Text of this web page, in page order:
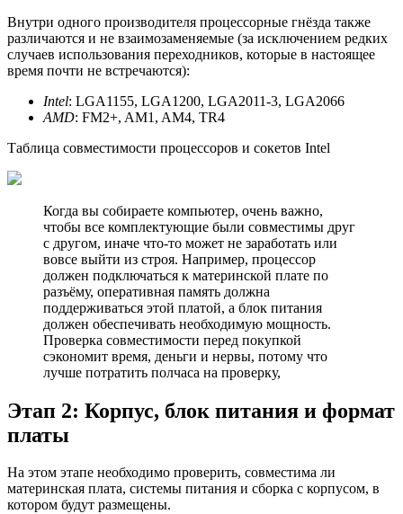
Внутри одного производителя процессорные гнёзда также
различаются и не взаимозаменяемые (за исключением редких
случаев использования переходников, которые в настоящее
время почти не встречаются):
Intel: LGA1155, LGA1200, LGA2011-3, LGA2066
AMD: FM2+, AM1, AM4, TR4
Таблица совместимости процессоров и сокетов Intel
Когда вы собираете компьютер, очень важно,
чтобы все комплектующие были совместимы друг
с другом, иначе что-то может не заработать или
вовсе выйти из строя. Например, процессор
должен подключаться к материнской плате по
разъёму, оперативная память должна
поддерживаться этой платой, а блок питания
должен обеспечивать необходимую мощность.
Проверка совместимости перед покупкой
сэкономит время, деньги и нервы, потому что
лучше потратить полчаса на проверку,
Этап 2: Корпус, блок питания и формат
платы
На этом этапе необходимо проверить, совместима ли
материнская плата, системы питания и сборка с корпусом, в
котором будут размещены.